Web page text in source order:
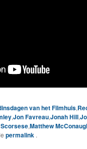
van het Filmhuis,
,Jon Favreau,Jonah Hill,
,Matthew
permalink .